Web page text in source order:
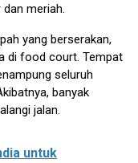
meriah.
yang berserakan,
di food court. Tempat
seluruh
banyak
jalan.
untuk